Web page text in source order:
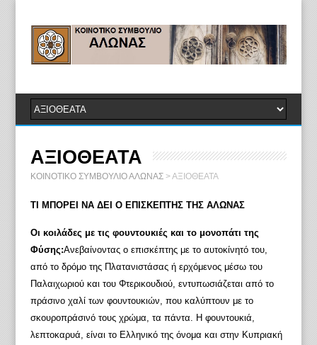
ΑΞΙΟΘΕΑΤΑ
ΚΟΙΝΟΤΙΚΟ ΣΥΜΒΟΥΛΙΟ ΑΛΩΝΑΣ>ΑΞΙΟΘΕΑΤΑ
ΤΙ ΜΠΟΡΕΙ ΝΑ ΔΕΙ Ο ΕΠΙΣΚΕΠΤΗΣ ΤΗΣ ΑΛΩΝΑΣ
Οι κοιλάδες με τις φουντουκιές και το μονοπάτι της
Φύσης:Ανεβαίνοντας ο επισκέπτης με το αυτοκίνητό του,
από το δρόμο της Πλατανιστάσας ή ερχόμενος μέσω του
Παλαιχωριού και του Φτερικουδιού, εντυπωσιάζεται από το
πράσινο χαλί των φουντουκιών, που καλύπτουν με το
σκουροπράσινό τους χρώμα, τα πάντα. Η φουντουκιά,
λεπτοκαρυά, είναι το Ελληνικό της όνομα και στην Κυπριακή